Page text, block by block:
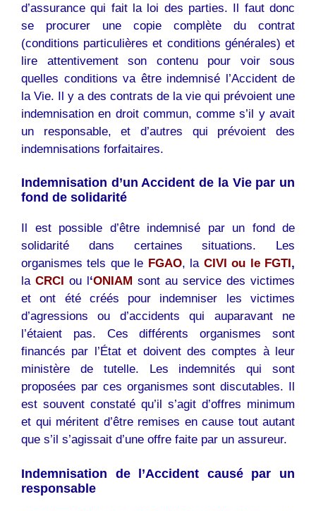
d’assurance qui fait la loi des parties. Il faut donc
se procurer une copie complète du contrat
(conditions particulières et conditions générales) et
lire attentivement son contenu pour voir sous
quelles conditions va être indemnisé l’Accident de
la Vie. Il y a des contrats de la vie qui prévoient une
indemnisation en droit commun, comme s’il y avait
un responsable, et d’autres qui prévoient des
indemnisations forfaitaires.
Indemnisation d’un Accident de la Vie par un
fond de solidarité
Il est possible d’être indemnisé par un fond de
solidarité dans certaines situations. Les
organismes tels que le FGAO, la CIVI ou le FGTI,
la CRCI ou l‘ONIAM sont au service des victimes
et ont été créés pour indemniser les victimes
d’agressions ou d’accidents qui auparavant ne
l’étaient pas. Ces différents organismes sont
financés par l’État et doivent des comptes à leur
ministère de tutelle. Les indemnités qui sont
proposées par ces organismes sont discutables. Il
est souvent constaté qu’il s’agit d’offres minimum
et qui méritent d’être remises en cause tout autant
que s’il s’agissait d’une offre faite par un assureur.
Indemnisation de l’Accident causé par un
responsable